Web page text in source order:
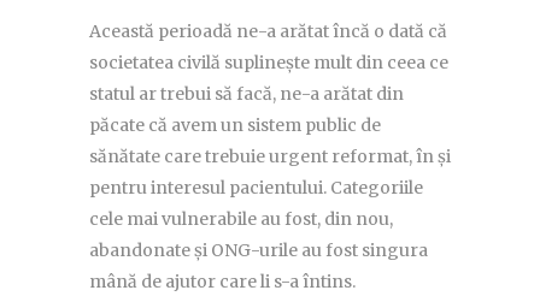
Această perioadă ne-a arătat încă o dată că
societatea civilă suplinește mult din ceea ce
statul ar trebui să facă, ne-a arătat din
păcate că avem un sistem public de
sănătate care trebuie urgent reformat, în și
pentru interesul pacientului. Categoriile
cele mai vulnerabile au fost, din nou,
abandonate și ONG-urile au fost singura
mână de ajutor care li s-a întins.